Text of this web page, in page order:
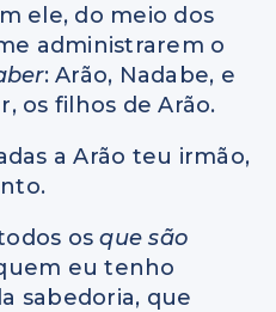
ele, do meio dos
administrarem o
: Arão, Nadabe, e
os filhos de Arão.
a Arão teu irmão,
osque são
eu tenho
sabedoria, que